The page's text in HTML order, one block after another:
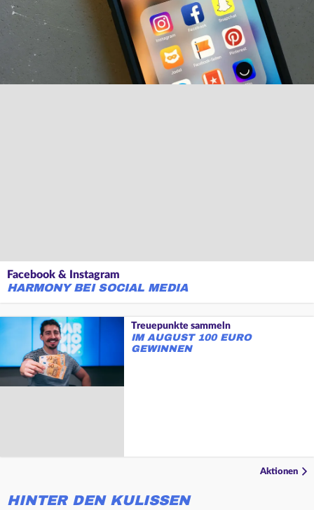
Facebook & Instagram
HARMONY BEI SOCIAL MEDIA
Treuepunkte sammeln
IM AUGUST 100 EURO
GEWINNEN
Aktionen
HINTER DEN KULISSEN